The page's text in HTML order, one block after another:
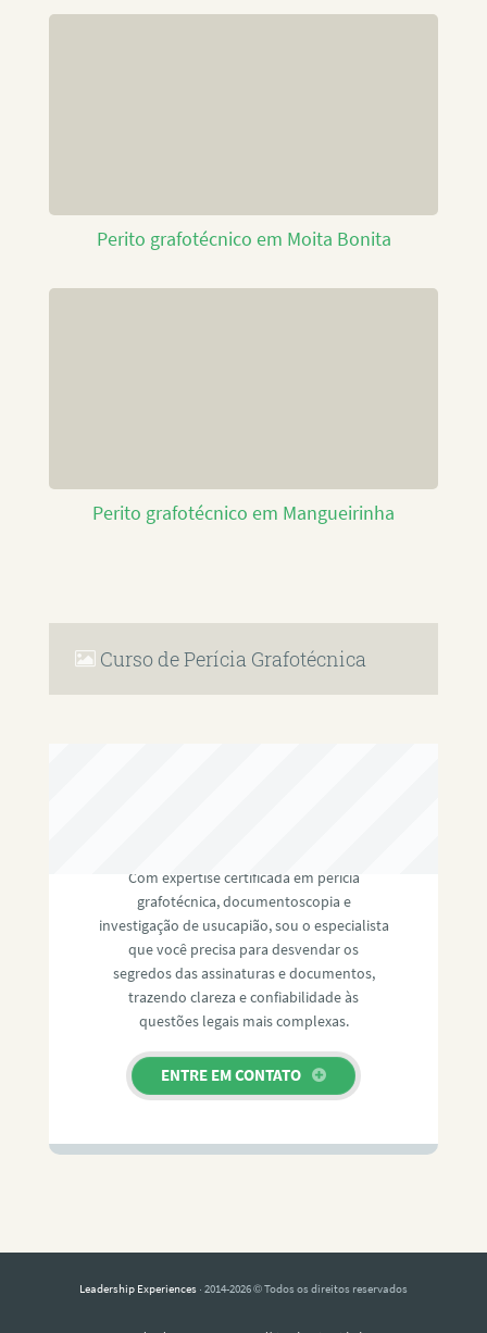
Perito grafotécnico em Moita Bonita
Perito grafotécnico em Mangueirinha
Curso de Perícia Grafotécnica
Com expertise certificada em perícia
grafotécnica, documentoscopia e
investigação de usucapião, sou o especialista
que você precisa para desvendar os
segredos das assinaturas e documentos,
trazendo clareza e confiabilidade às
questões legais mais complexas.
ENTRE EM CONTATO
Leadership Experiences · 2014-2026 © Todos os direitos reservados